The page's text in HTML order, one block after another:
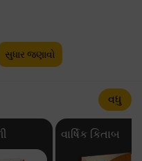
સુધાર જણાવો
વધુ
વાર્ષિક કિતાબ